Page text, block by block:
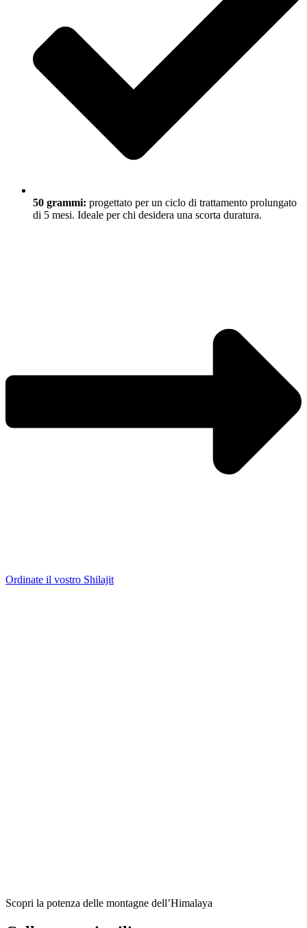
50 grammi: progettato per un ciclo di trattamento prolungato
di 5 mesi. Ideale per chi desidera una scorta duratura.
Ordinate il vostro Shilajit
Scopri la potenza delle montagne dell’Himalaya